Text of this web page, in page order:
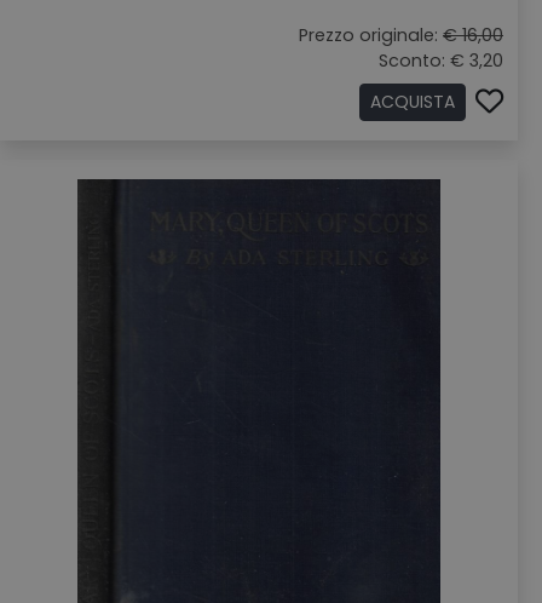
Prezzo originale: € 16,00
Sconto: € 3,20
ACQUISTA